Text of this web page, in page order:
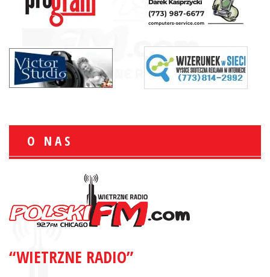
O NAS
“WIETRZNE RADIO”